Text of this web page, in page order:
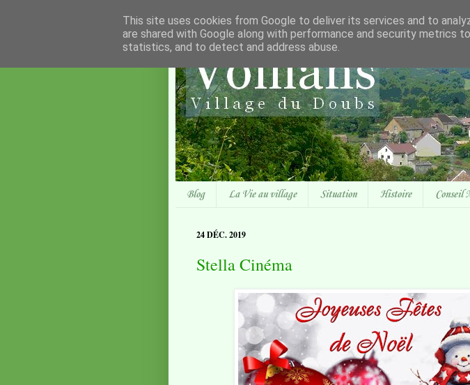
Blog La Vie au village Situation Histoire Conseil
24 DÉC. 2019
Stella Cinéma
This site uses cookies from Google to deliver its services and to
are shared with Google along with performance and security metrics
statistics, and to detect and address abuse.